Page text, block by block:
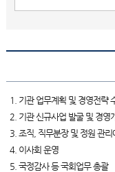
1. 기관 업무계획 및 경영전략
2. 기관 신규사업 발굴 및 경영
3. 조직, 직무분장 및 정원 관리
4. 이사회 운영
5. 국정감사 등 국회업무 총괄